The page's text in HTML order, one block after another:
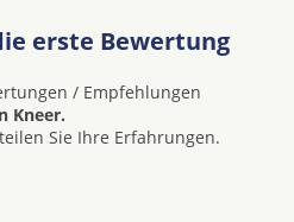
erste Bewertung
/ Empfehlungen
Kneer.
Sie Ihre Erfahrungen.